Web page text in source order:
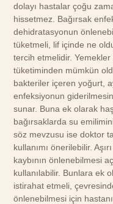
dolayı hastalar çoğu
hissetmez. Bağırsak
dehidratasyonun
tüketmeli, lif içinde ne
tercih etmelidir. Yemekler
tüketiminden mümkün
bakteriler içeren yoğurt,
enfeksiyonun
sunar. Buna ek olarak
bağırsaklarda su
söz mevzusu ise doktor
kullanımı önerilebilir.
kaybının önlenebilmesi
kullanılabilir. Bunlara ek
istirahat etmeli,
önlenebilmesi için